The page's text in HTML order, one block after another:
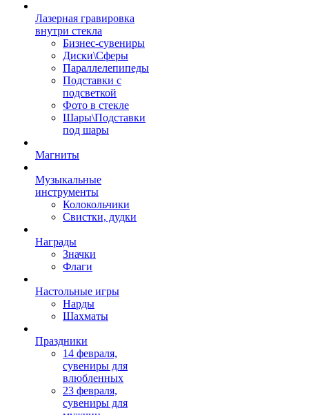
Лазерная гравировка
внутри стекла
Бизнес-сувениры
Диски\Сферы
Параллелепипеды
Подставки с
подсветкой
Фото в стекле
Шары\Подставки
под шары
Магниты
Музыкальные
инструменты
Колокольчики
Свистки, дудки
Награды
Значки
Флаги
Настольные игры
Нарды
Шахматы
Праздники
14 февраля,
сувениры для
влюбленных
23 февраля,
сувениры для